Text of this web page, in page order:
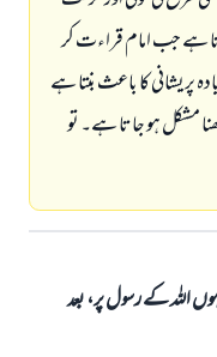
ہے جب امام قراءت کر
پریشانی کا باعث بنتا ہے
مشکل ہو جاتا ہے۔ تو
اللہ کے رسول پر، بعد